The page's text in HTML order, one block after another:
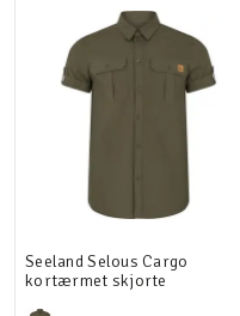
Seeland Selous Cargo
kortærmet skjorte